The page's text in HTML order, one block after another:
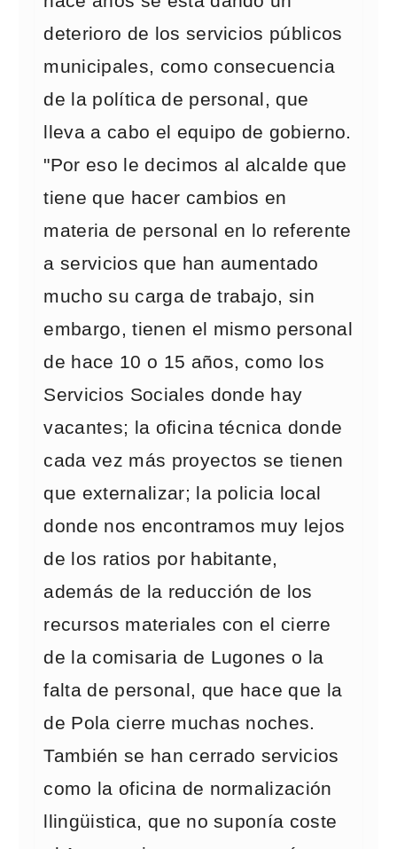
deterioro de los servicios públicos
municipales, como consecuencia
de la política de personal, que
lleva a cabo el equipo de gobierno.
"Por eso le decimos al alcalde que
tiene que hacer cambios en
materia de personal en lo referente
a servicios que han aumentado
mucho su carga de trabajo, sin
embargo, tienen el mismo personal
de hace 10 o 15 años, como los
Servicios Sociales donde hay
vacantes; la oficina técnica donde
cada vez más proyectos se tienen
que externalizar; la policia local
donde nos encontramos muy lejos
de los ratios por habitante,
además de la reducción de los
recursos materiales con el cierre
de la comisaria de Lugones o la
falta de personal, que hace que la
de Pola cierre muchas noches.
También se han cerrado servicios
como la oficina de normalización
llingüistica, que no suponía coste